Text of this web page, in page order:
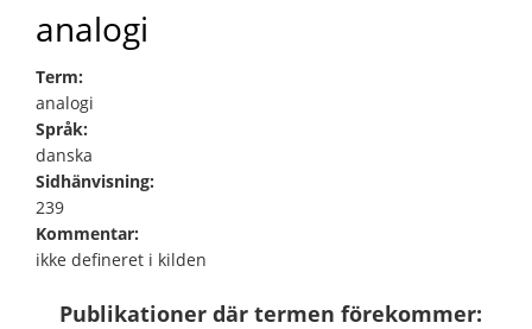
analogi
Term:
analogi
Språk:
danska
Sidhänvisning:
239
Kommentar:
ikke defineret i kilden
Publikationer där termen förekommer: